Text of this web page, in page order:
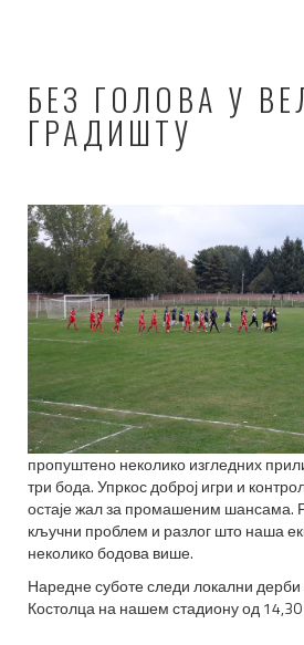
БЕЗ ГОЛОВА У
ГРАДИШТУ
пропуштено неколико изгледних
три бода. Упркос доброј игри и
остаје жал за промашеним шансама.
кључни проблем и разлог што наша
неколико бодова више.
Наредне суботе следи локални
Костолца на нашем стадиону од 14,30